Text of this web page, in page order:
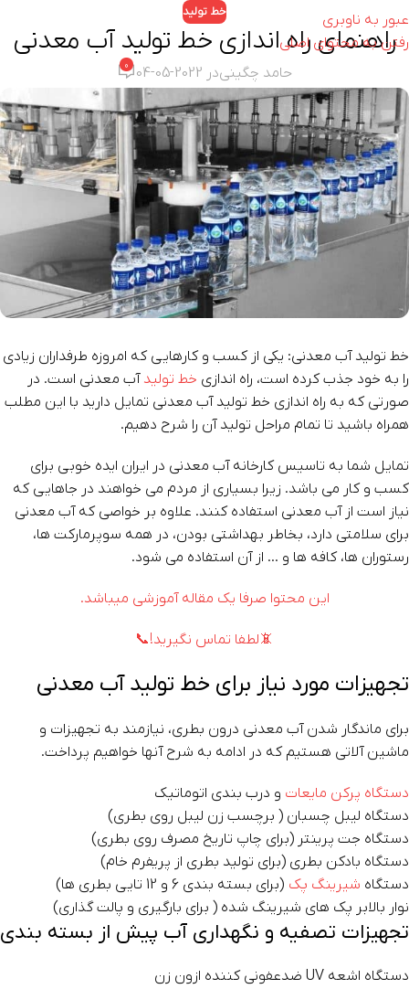
عبور به ناوبری
رفتن به محتوای اصلی
خط تولید
راهنمای راه اندازی خط تولید آب معدنی
حامد چگینیدر 2022-05-04 0
خط تولید آب معدنی: یکی از کسب و کارهایی که امروزه طرفداران زیادی
را به خود جذب کرده است، راه اندازی خط تولید آب معدنی است. در
صورتی که به راه اندازی خط تولید آب معدنی تمایل دارید با این مطلب
همراه باشید تا تمام مراحل تولید آن را شرح دهیم.
تمایل شما به تاسیس کارخانه آب معدنی در ایران ایده خوبی برای
کسب و کار می باشد. زیرا بسیاری از مردم می خواهند در جاهایی که
نیاز است از آب معدنی استفاده کنند. علاوه بر خواصی که آب معدنی
برای سلامتی دارد، بخاطر بهداشتی بودن، در همه سوپرمارکت ها،
رستوران ها، کافه ها و … از آن استفاده می شود.
این محتوا صرفا یک مقاله آموزشی میباشد.
📵لطفا تماس نگیرید!📞
تجهیزات مورد نیاز برای خط تولید آب معدنی
برای ماندگار شدن آب معدنی درون بطری، نیازمند به تجهیزات و
ماشین آلاتی هستیم که در ادامه به شرح آنها خواهیم پرداخت.
دستگاه پرکن مایعات و درب بندی اتوماتیک
دستگاه لیبل چسبان ( برچسب زن لیبل روی بطری)
دستگاه جت پرینتر (برای چاپ تاریخ مصرف روی بطری)
دستگاه بادکن بطری (برای تولید بطری از پریفرم خام)
دستگاه شیرینگ پک (برای بسته بندی 6 و 12 تایی بطری ها)
نوار بالابر پک های شیرینگ شده ( برای بارگیری و پالت گذاری)
تجهیزات تصفیه و نگهداری آب پیش از بسته بندی
دستگاه اشعه UV ضدعفونی کننده ازون زن